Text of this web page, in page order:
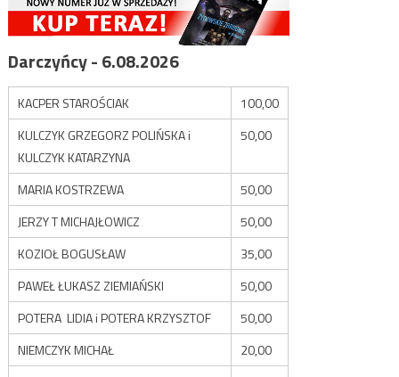
Darczyńcy - 6.08.2026
KACPER STAROŚCIAK
100,00
KULCZYK GRZEGORZ POLIŃSKA i
KULCZYK KATARZYNA
50,00
MARIA KOSTRZEWA
50,00
JERZY T MICHAJŁOWICZ
50,00
KOZIOŁ BOGUSŁAW
35,00
PAWEŁ ŁUKASZ ZIEMIAŃSKI
50,00
POTERA LIDIA i POTERA KRZYSZTOF
50,00
NIEMCZYK MICHAŁ
20,00